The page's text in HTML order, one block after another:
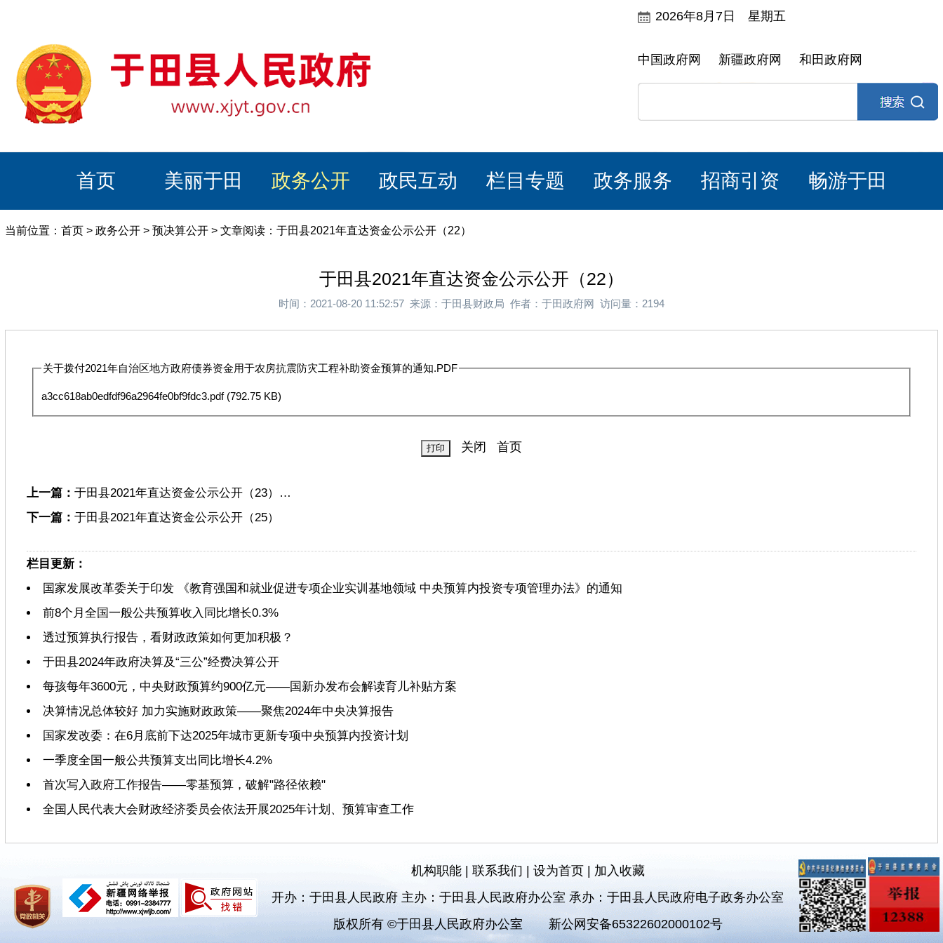
2026年8月7日 星期五
中国政府网 新疆政府网 和田政府网
首页 美丽于田 政务公开 政民互动 栏目专题 政务服务 招商引资 畅游于田
当前位置： 首页 > 政务公开 > 预决算公开 > 文章阅读：于田县2021年直达资金公示公开（22）
于田县2021年直达资金公示公开（22）
时间：2021-08-20 11:52:57 来源：于田县财政局 作者：于田政府网 访问量：2194
关于拨付2021年自治区地方政府债券资金用于农房抗震防灾工程补助资金预算的通知.PDF
a3cc618ab0edfdf96a2964fe0bf9fdc3.pdf(792.75 KB)
关闭 首页
上一篇： 于田县2021年直达资金公示公开（23）…
下一篇： 于田县2021年直达资金公示公开（25）
栏目更新：
国家发展改革委关于印发 《教育强国和就业促进专项企业实训基地领域 中央预算内投资专项管理办法》的通知
前8个月全国一般公共预算收入同比增长0.3%
透过预算执行报告，看财政政策如何更加积极？
于田县2024年政府决算及“三公”经费决算公开
每孩每年3600元，中央财政预算约900亿元——国新办发布会解读育儿补贴方案
决算情况总体较好 加力实施财政政策——聚焦2024年中央决算报告
国家发改委：在6月底前下达2025年城市更新专项中央预算内投资计划
一季度全国一般公共预算支出同比增长4.2%
首次写入政府工作报告——零基预算，破解"路径依赖"
全国人民代表大会财政经济委员会依法开展2025年计划、预算审查工作
机构职能| 联系我们 | 设为首页| 加入收藏
开办：于田县人民政府 主办：于田县人民政府办公室 承办：于田县人民政府电子政务办公室
版权所有 ©于田县人民政府办公室
新公网安备65322602000102号